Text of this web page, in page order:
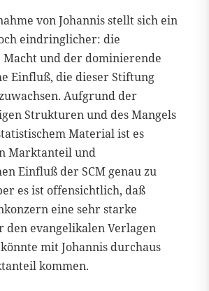
von Johannis stellt sich ein
eindringlicher: die
und der dominierende
Einfluß, die dieser Stiftung
Aufgrund der
Strukturen und des Mangels
Material ist es
Marktanteil und
Einfluß der SCM genau zu
es ist offensichtlich, daß
eine sehr starke
den evangelikalen Verlagen
mit Johannis durchaus
kommen.